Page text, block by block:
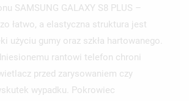
SAMSUNG GALAXY S8 PLUS –
łatwo, a elastyczna struktura jest
użyciu gumy oraz szkła hartowanego.
rantowi telefon chroni
przed zarysowaniem czy
wypadku. Pokrowiec
ANULUJ UTWÓRZ LISTĘ ŻYCZEŃ
ANULUJ ZALOGUJ SIĘ